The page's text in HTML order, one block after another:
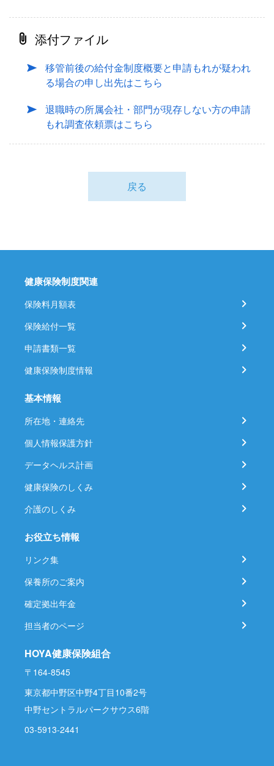
添付ファイル
移管前後の給付金制度概要と申請もれが疑われ
る場合の申し出先はこちら
退職時の所属会社・部門が現存しない方の申請
もれ調査依頼票はこちら
戻る
健康保険制度関連
保険料月額表
保険給付一覧
申請書類一覧
健康保険制度情報
基本情報
所在地・連絡先
個人情報保護方針
データヘルス計画
健康保険のしくみ
介護のしくみ
お役立ち情報
リンク集
保養所のご案内
確定拠出年金
担当者のページ
HOYA健康保険組合
〒164-8545
東京都中野区中野4丁目10番2号
中野セントラルパークサウス6階
03-5913-2441